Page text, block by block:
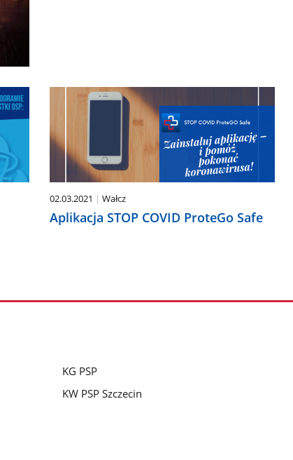
02.03.2021 Wałcz
Aplikacja STOP COVID ProteGo Safe
KG PSP
KW PSP Szczecin